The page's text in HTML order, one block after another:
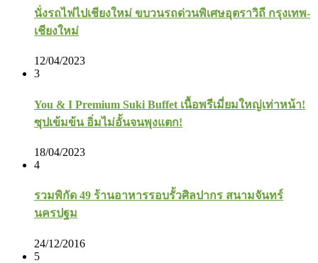
นั่งรถไฟไปเชียงใหม่ ขบวนรถด่วนพิเศษอุตราวิถี กรุงเทพ-
เชียงใหม่
12/04/2023
3
You & I Premium Suki Buffet เนื้อพรีเมี่ยมใหญ่เท่าหน้า!
ซุปเข้มข้น อิ่มไม่อั้นจนพุงแตก!
18/04/2023
4
รวมพิกัด 49 ร้านอาหารรอบรั้วศิลปากร สนามจันทร์
นครปฐม
24/12/2016
5